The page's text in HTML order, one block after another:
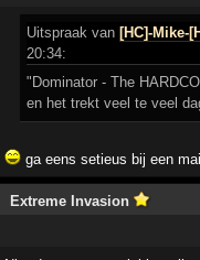
Uitspraak van[HC]-Mike-
20:34:
"Dominator - The
en het trekt veel te veel
ga eens setieus bij een
Extreme Invasion